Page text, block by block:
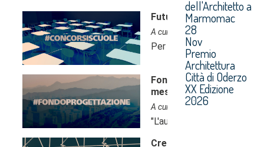
dell'Architetto a
Marmomac
28
Nov
Premio
Architettura
Città di Oderzo
XX Edizione
2026